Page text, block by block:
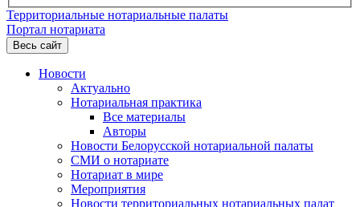
Территориальные нотариальные палаты
Портал нотариата
Весь сайт
Новости
Актуально
Нотариальная практика
Все материалы
Авторы
Новости Белорусской нотариальной палаты
СМИ о нотариате
Нотариат в мире
Мероприятия
Новости территориальных нотариальных палат